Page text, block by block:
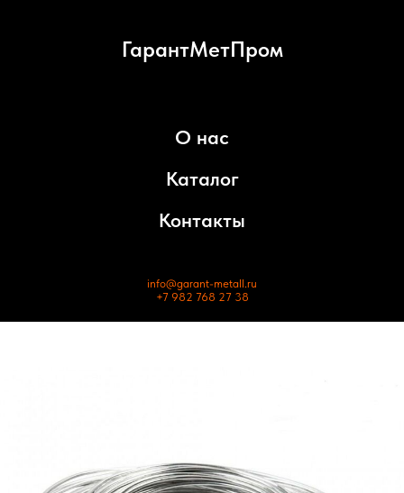
ГарантМетПром
О нас
Каталог
Контакты
info@garant-metall.ru
+7 982 768 27 38